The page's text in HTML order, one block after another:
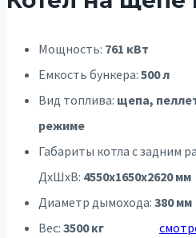
Мощность: 761 кВт
Емкость бункера: 500 л
Вид топлива: щепа,
режиме
Габариты котла с задним
ДхШхВ: 4550х1650х2620 мм
Диаметр дымохода: 380 мм
Вес: 3500 кг